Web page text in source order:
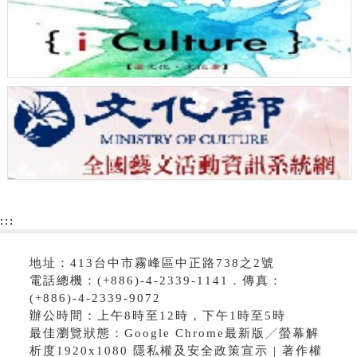
:::
地址：413台中市霧峰區中正路738之2號
電話總機：(+886)-4-2339-1141．傳真：
(+886)-4-2339-9072
辦公時間：上午8時至12時，下午1時至5時
最佳瀏覽狀態：Google Chrome最新版╱螢幕解
析度1920x1080 隱私權及安全政策宣示 | 著作權